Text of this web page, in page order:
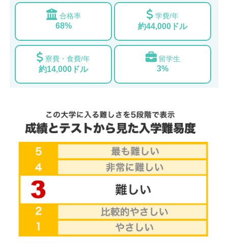
合格率
68%
学費/年
約44,000ドル
寮費・食費/年
約14,000ドル
留学生
3%